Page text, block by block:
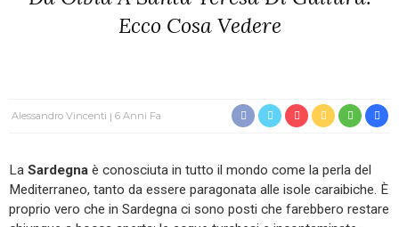
Ecco Cosa Vedere
Alessandro Vincenti 6 Anni Fa
La Sardegna è conosciuta in tutto il mondo come la perla del
Mediterraneo, tanto da essere paragonata alle isole caraibiche. È
proprio vero che in Sardegna ci sono posti che farebbero restare